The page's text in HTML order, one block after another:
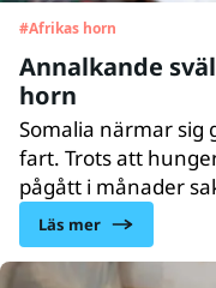
#Afrikas horn
Annalkande
horn
Somalia närmar sig
fart. Trots att
pågått i månader
omvärlden. Två
av svår akut
kommande halvår
Läs mer